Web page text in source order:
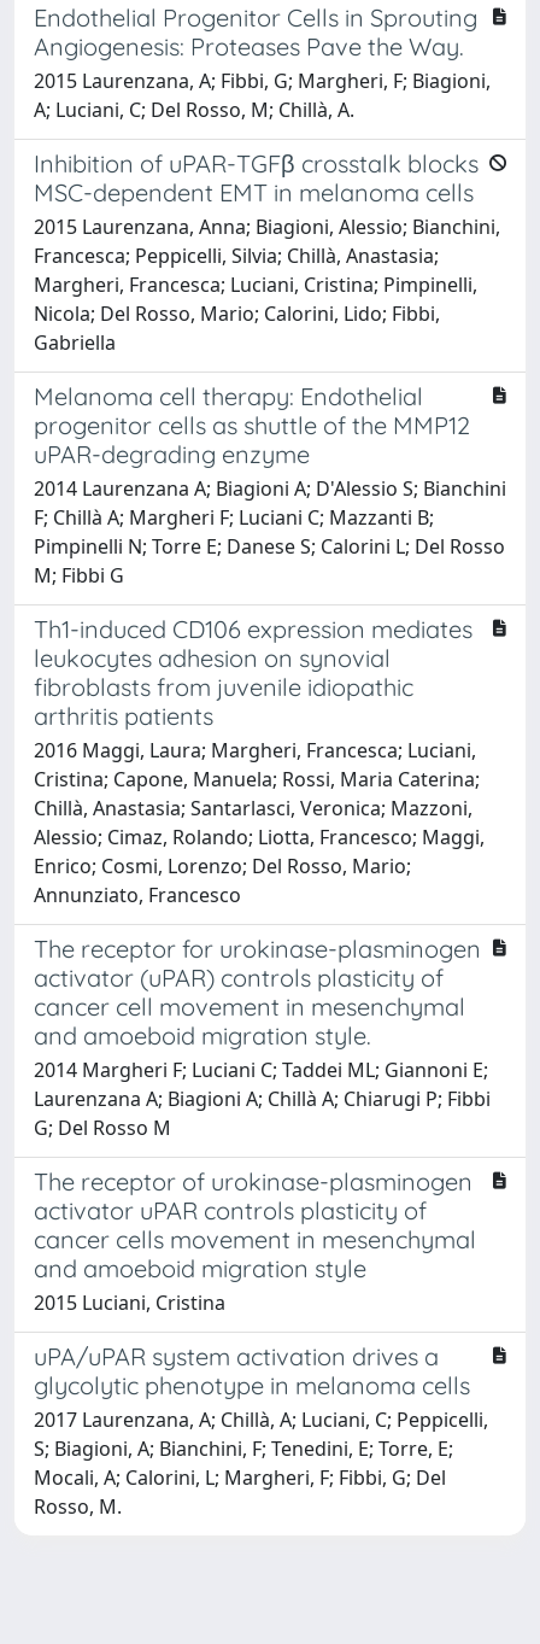
Endothelial Progenitor Cells in Sprouting
Angiogenesis: Proteases Pave the Way.
2015 Laurenzana, A; Fibbi, G; Margheri, F; Biagioni,
A; Luciani, C; Del Rosso, M; Chillà, A.
Inhibition of uPAR-TGFβ crosstalk blocks
MSC-dependent EMT in melanoma cells
2015 Laurenzana, Anna; Biagioni, Alessio; Bianchini,
Francesca; Peppicelli, Silvia; Chillà, Anastasia;
Margheri, Francesca; Luciani, Cristina; Pimpinelli,
Nicola; Del Rosso, Mario; Calorini, Lido; Fibbi,
Gabriella
Melanoma cell therapy: Endothelial
progenitor cells as shuttle of the MMP12
uPAR-degrading enzyme
2014 Laurenzana A; Biagioni A; D'Alessio S; Bianchini
F; Chillà A; Margheri F; Luciani C; Mazzanti B;
Pimpinelli N; Torre E; Danese S; Calorini L; Del Rosso
M; Fibbi G
Th1-induced CD106 expression mediates
leukocytes adhesion on synovial
fibroblasts from juvenile idiopathic
arthritis patients
2016 Maggi, Laura; Margheri, Francesca; Luciani,
Cristina; Capone, Manuela; Rossi, Maria Caterina;
Chillà, Anastasia; Santarlasci, Veronica; Mazzoni,
Alessio; Cimaz, Rolando; Liotta, Francesco; Maggi,
Enrico; Cosmi, Lorenzo; Del Rosso, Mario;
Annunziato, Francesco
The receptor for urokinase-plasminogen
activator (uPAR) controls plasticity of
cancer cell movement in mesenchymal
and amoeboid migration style.
2014 Margheri F; Luciani C; Taddei ML; Giannoni E;
Laurenzana A; Biagioni A; Chillà A; Chiarugi P; Fibbi
G; Del Rosso M
The receptor of urokinase-plasminogen
activator uPAR controls plasticity of
cancer cells movement in mesenchymal
and amoeboid migration style
2015 Luciani, Cristina
uPA/uPAR system activation drives a
glycolytic phenotype in melanoma cells
2017 Laurenzana, A; Chillà, A; Luciani, C; Peppicelli,
S; Biagioni, A; Bianchini, F; Tenedini, E; Torre, E;
Mocali, A; Calorini, L; Margheri, F; Fibbi, G; Del
Rosso, M.